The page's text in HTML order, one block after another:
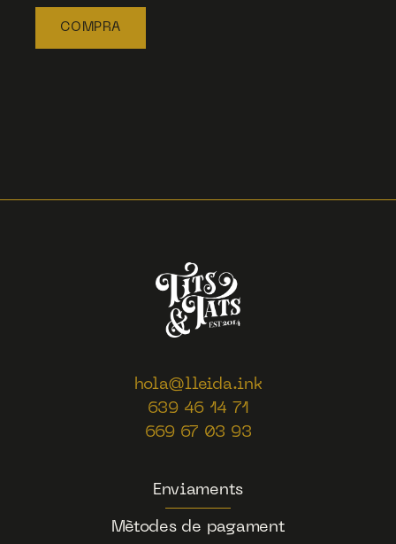
COMPRA
Enviaments
Mètodes de pagament
hola@lleida.ink
639 46 14 71
669 67 03 93